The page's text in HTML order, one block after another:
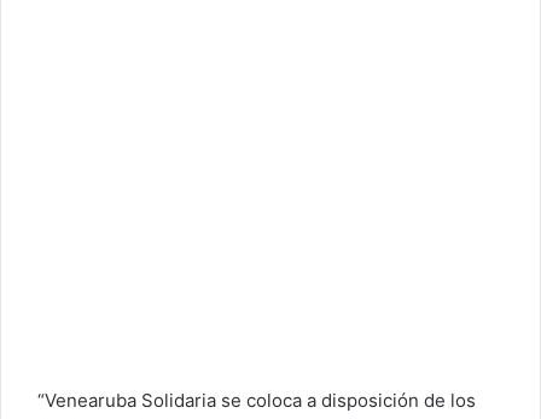
“Venearuba Solidaria se coloca a disposición de los